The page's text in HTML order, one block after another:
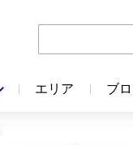
エリア ブ